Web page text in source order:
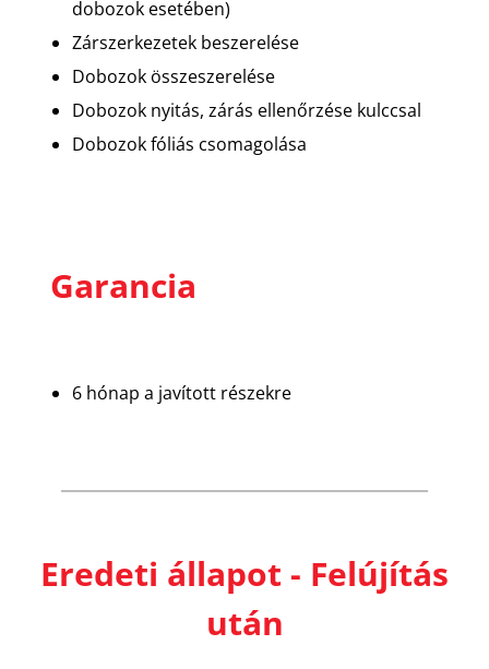
dobozok esetében)
Zárszerkezetek beszerelése
Dobozok összeszerelése
Dobozok nyitás, zárás ellenőrzése kulccsal
Dobozok fóliás csomagolása
Garancia
6 hónap a javított részekre
Eredeti állapot - Felújítás
után